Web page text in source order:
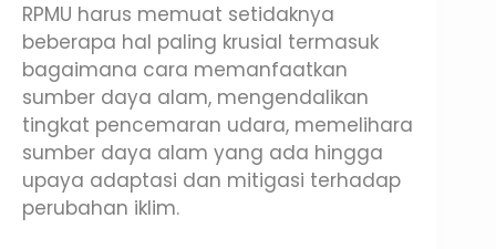
RPMU harus memuat setidaknya
beberapa hal paling krusial termasuk
bagaimana cara memanfaatkan
sumber daya alam, mengendalikan
tingkat pencemaran udara, memelihara
sumber daya alam yang ada hingga
upaya adaptasi dan mitigasi terhadap
perubahan iklim.